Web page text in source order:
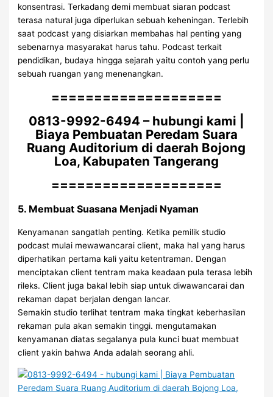
konsentrasi. Terkadang demi membuat siaran podcast
terasa natural juga diperlukan sebuah keheningan. Terlebih
saat podcast yang disiarkan membahas hal penting yang
sebenarnya masyarakat harus tahu. Podcast terkait
pendidikan, budaya hingga sejarah yaitu contoh yang perlu
sebuah ruangan yang menenangkan.
====================
0813-9992-6494 – hubungi kami |
Biaya Pembuatan Peredam Suara
Ruang Auditorium di daerah Bojong
Loa, Kabupaten Tangerang
====================
5. Membuat Suasana Menjadi Nyaman
Kenyamanan sangatlah penting. Ketika pemilik studio
podcast mulai mewawancarai client, maka hal yang harus
diperhatikan pertama kali yaitu ketentraman. Dengan
menciptakan client tentram maka keadaan pula terasa lebih
rileks. Client juga bakal lebih siap untuk diwawancarai dan
rekaman dapat berjalan dengan lancar.
Semakin studio terlihat tentram maka tingkat keberhasilan
rekaman pula akan semakin tinggi. mengutamakan
kenyamanan diatas segalanya pula kunci buat membuat
client yakin bahwa Anda adalah seorang ahli.